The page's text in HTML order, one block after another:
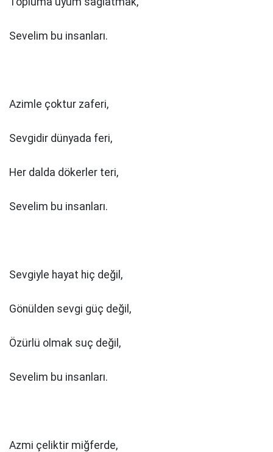
Sevelim bu insanları.
Azimle çoktur zaferi,
Sevgidir dünyada feri,
Her dalda dökerler teri,
Sevelim bu insanları.
Sevgiyle hayat hiç değil,
Gönülden sevgi güç değil,
Özürlü olmak suç değil,
Sevelim bu insanları.
Azmi çeliktir miğferde,